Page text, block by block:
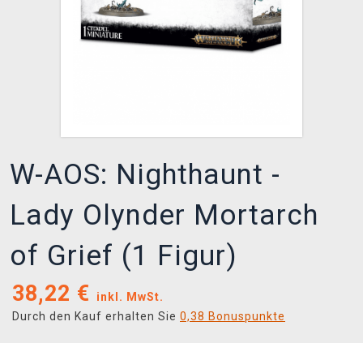
W-AOS: Nighthaunt -
Lady Olynder Mortarch
of Grief (1 Figur)
38,22 €
inkl. MwSt.
Durch den Kauf erhalten Sie 0,38 Bonuspunkte